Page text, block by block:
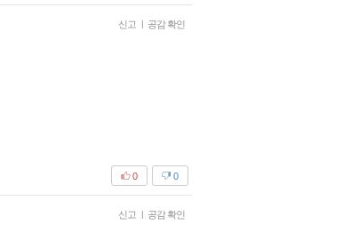
신고 | 공감 확인
0
0
신고 | 공감 확인